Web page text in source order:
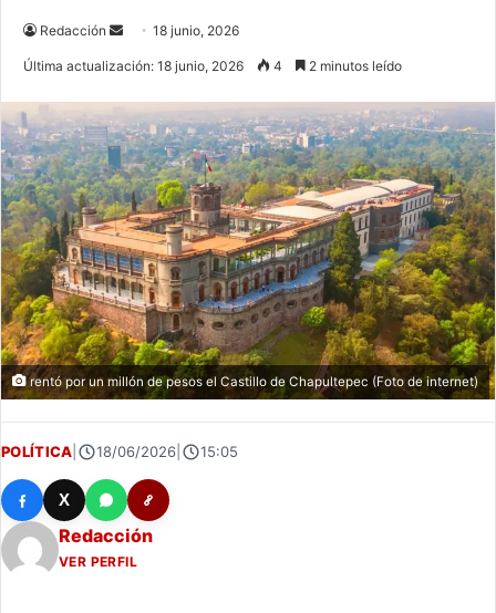
Redacción
Send18 junio, 2026
Última actualización: 18 junio, 2026 4 2 minutos leído
rentó por un millón de pesos el Castillo de Chapultepec (Foto de internet)
POLÍTICA 18/06/2026 15:05
X
Redacción
VER PERFIL